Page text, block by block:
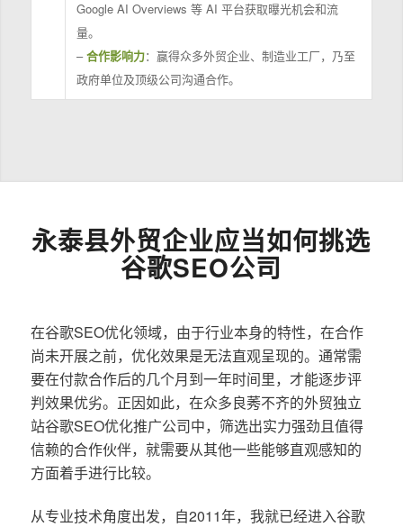
Google AI Overviews 等 AI 平台获取曝光机会和流
量。
–合作影响力：赢得众多外贸企业、制造业工厂，乃至
政府单位及顶级公司沟通合作。
永泰县外贸企业应当如何挑选
谷歌SEO公司
在谷歌SEO优化领域，由于行业本身的特性，在合作
尚未开展之前，优化效果是无法直观呈现的。通常需
要在付款合作后的几个月到一年时间里，才能逐步评
判效果优劣。正因如此，在众多良莠不齐的外贸独立
站谷歌SEO优化推广公司中，筛选出实力强劲且值得
信赖的合作伙伴，就需要从其他一些能够直观感知的
方面着手进行比较。
从专业技术角度出发，自2011年，我就已经进入谷歌